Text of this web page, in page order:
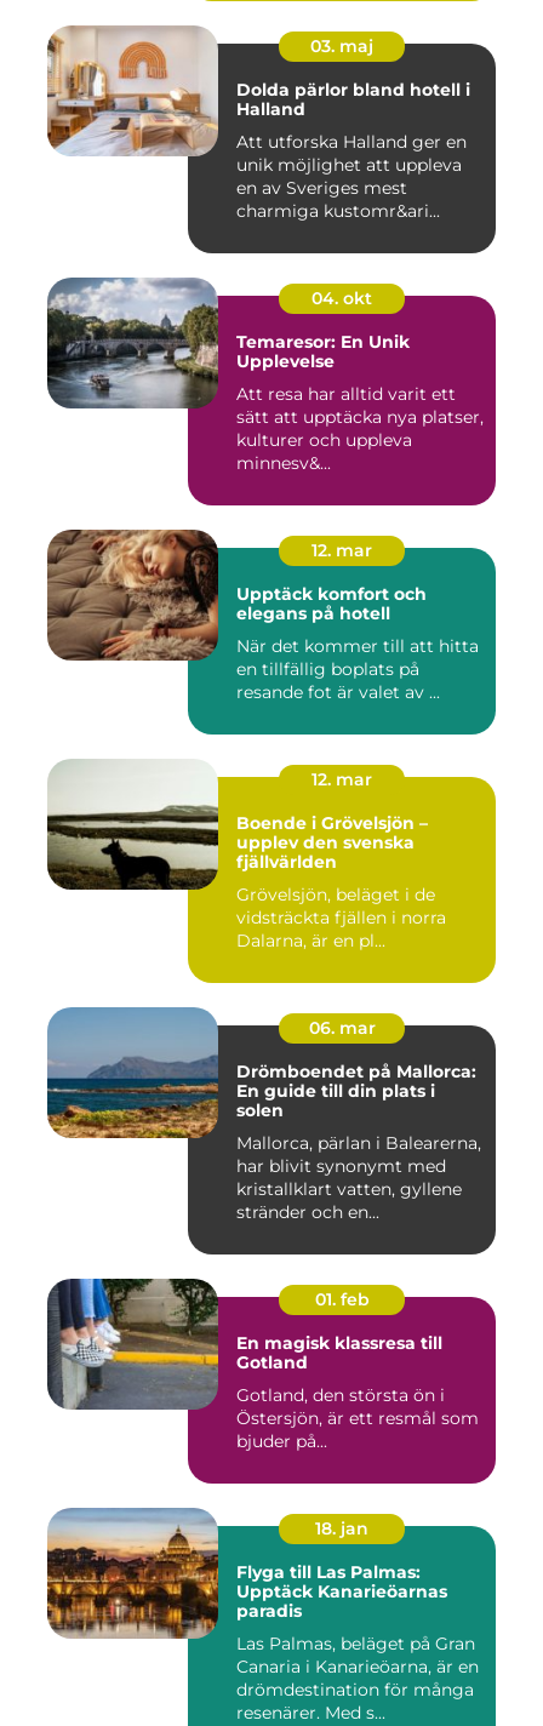
03. maj
Dolda pärlor bland hotell i
Halland
Att utforska Halland ger en
unik möjlighet att uppleva
en av Sveriges mest
charmiga kustomr&ari...
04. okt
Temaresor: En Unik
Upplevelse
Att resa har alltid varit ett
sätt att upptäcka nya platser,
kulturer och uppleva
minnesv&...
12. mar
Upptäck komfort och
elegans på hotell
När det kommer till att hitta
en tillfällig boplats på
resande fot är valet av ...
12. mar
Boende i Grövelsjön –
upplev den svenska
fjällvärlden
Grövelsjön, beläget i de
vidsträckta fjällen i norra
Dalarna, är en pl...
06. mar
Drömboendet på Mallorca:
En guide till din plats i
solen
Mallorca, pärlan i Balearerna,
har blivit synonymt med
kristallklart vatten, gyllene
stränder och en...
01. feb
En magisk klassresa till
Gotland
Gotland, den största ön i
Östersjön, är ett resmål som
bjuder på...
18. jan
Flyga till Las Palmas:
Upptäck Kanarieöarnas
paradis
Las Palmas, beläget på Gran
Canaria i Kanarieöarna, är en
drömdestination för många
resenärer. Med s...